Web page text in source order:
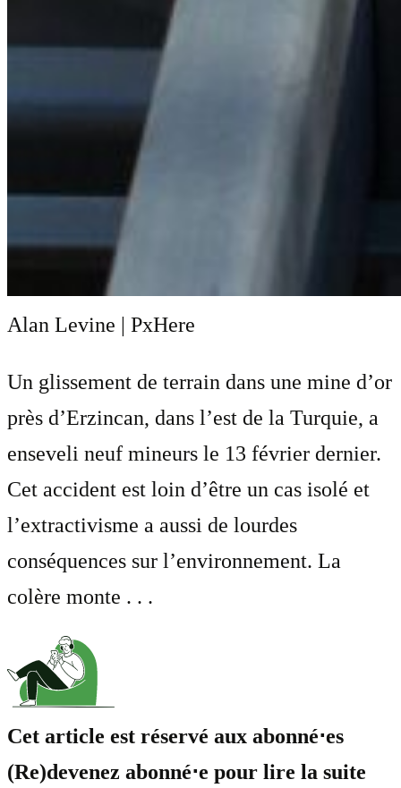
Alan Levine | PxHere
Un glissement de terrain dans une mine d’or
près d’Erzincan, dans l’est de la Turquie, a
enseveli neuf mineurs le 13 février dernier.
Cet accident est loin d’être un cas isolé et
l’extractivisme a aussi de lourdes
conséquences sur l’environnement. La
colère monte . . .
Cet article est réservé aux abonné⋅es
(Re)devenez abonné⋅e pour lire la suite